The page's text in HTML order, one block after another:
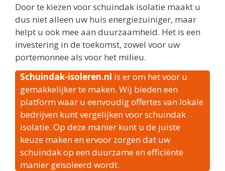
Door te kiezen voor schuindak isolatie maakt u
dus niet alleen uw huis energiezuiniger, maar
helpt u ook mee aan duurzaamheid. Het is een
investering in de toekomst, zowel voor uw
portemonnee als voor het milieu.
Schuindak-isoleren.nl is er om het voor u
gemakkelijker te maken. Wij bieden een
platform waar u eenvoudig offertes van lokale
bedrijven kunt vergelijken voor schuindak
isolatie. Op deze manier kunt u de juiste
keuze maken en ervoor zorgen dat uw
schuindak op een duurzame en efficiënte
manier geïsoleerd wordt.